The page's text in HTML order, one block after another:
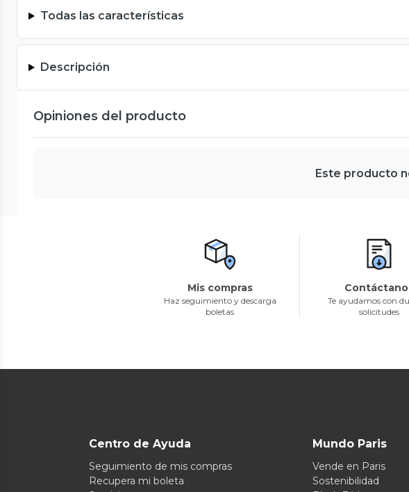
Todas las características
Descripción
Opiniones del producto
Este producto
Mis compras
Haz seguimiento y descarga
boletas
Te ayudamos con
solicitudes
Centro de Ayuda
Seguimiento de mis compras
Recupera mi boleta
Mundo Paris
Vende en Paris
Sostenibilidad